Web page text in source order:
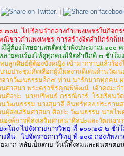
|
.๓๐น. ไปเรือนจำกลางกำแพงเพชรในกิจก
ณีชาวกำแพงเพชร การสร้างจิตสำนึกรัก
มีผู้ต้องโทษยาเสพติดเข้าฟังประมาณ ๑๐๐
ายคนร้องไห้ดูทุกคนมีจิตสำนึกดี ๓ ชั่วโมง
ลูกศิษย์ผู้ต้องขังหญิง เข้ามากราบแล้วร้อง
ายประชุมคัดเลือกผู้มีผลงานดีเด่นด้านวัฒน
จากวัฒนธรรมอีก๔ ท่าน น่ารักมากทุกคน ผ
ศาสนา พระครูวชิรคุณพิพัฒน์ เจ้าคณะอำ
ศิลปะ นายปริพนธ์ กรรณิการ์ โรงเรียนวั
วัฒนธรรม นางสุมาลี อินทร์ทอง ประธาน
ส่งเสริมศาสนา ศิลปะ วัฒนธรรม นายไพ
งค์การที่ส่งเสริมศาสนาศิลปะและวัฒนธร
๓โมง ไปจัดรายการวิทยุ ที่ ๑๐๐.๒๕ ๒ ชั่วโ
งคืน ไปจัดรายการวิทยุ ที่ ๑๐๕ กองทัพภ
ยมาก หลับเป็นตาย วันนี้ทั้งลมและฝนตกตอ